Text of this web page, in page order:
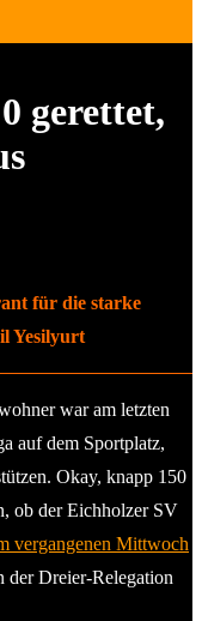
gerettet,
für die starke
Yesilyurt
war am letzten
auf dem Sportplatz,
Okay, knapp 150
ob der Eichholzer SV
vergangenen Mittwoch
der Dreier-Relegation